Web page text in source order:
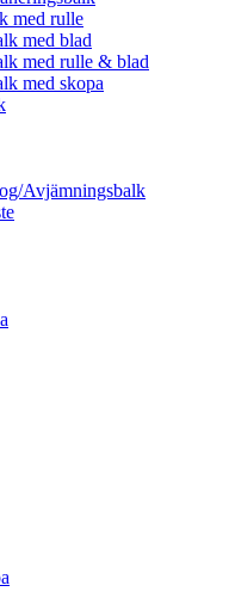
med rulle
med blad
med rulle & blad
med skopa
­Avjämnings­­balk